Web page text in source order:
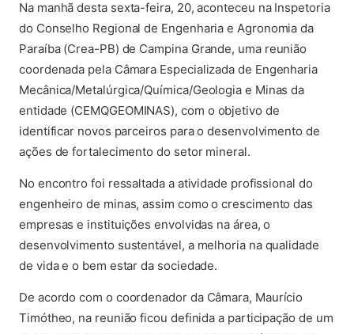
(abre em nova aba)
Na manhã desta sexta-feira, 20, aconteceu na Inspetoria
do Conselho Regional de Engenharia e Agronomia da
Paraíba (Crea-PB) de Campina Grande, uma reunião
coordenada pela Câmara Especializada de Engenharia
Mecânica/Metalúrgica/Química/Geologia e Minas da
entidade (CEMQGEOMINAS), com o objetivo de
identificar novos parceiros para o desenvolvimento de
ações de fortalecimento do setor mineral.
No encontro foi ressaltada a atividade profissional do
engenheiro de minas, assim como o crescimento das
empresas e instituições envolvidas na área, o
desenvolvimento sustentável, a melhoria na qualidade
de vida e o bem estar da sociedade.
De acordo com o coordenador da Câmara, Maurício
Timótheo, na reunião ficou definida a participação de um